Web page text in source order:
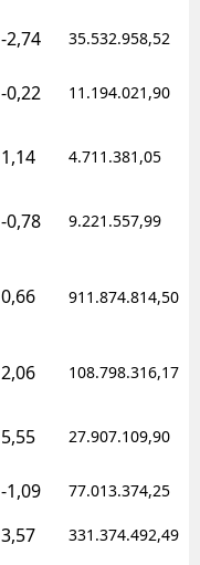
-2,74 35.532.958,52
-0,22 11.194.021,90
1,14 4.711.381,05
-0,78 9.221.557,99
0,66 911.874.814,50
2,06 108.798.316,17
5,55 27.907.109,90
-1,09 77.013.374,25
3,57 331.374.492,49